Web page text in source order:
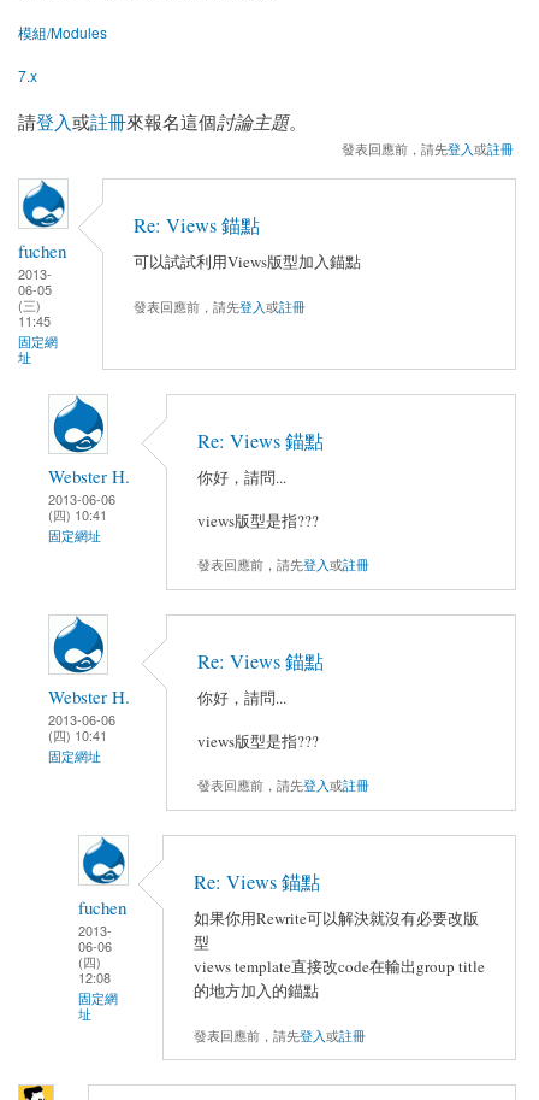
模組/Modules
7.x
請登入或註冊來報名這個討論主題。
發表回應前，請先登入或註冊
fuchen
2013-
06-05
(三)
11:45
固定網
址
Re: Views 錨點
可以試試利用Views版型加入錨點
發表回應前，請先登入或註冊
Webster H.
2013-06-06
(四) 10:41
固定網址
Re: Views 錨點
你好，請問...
views版型是指???
發表回應前，請先登入或註冊
Webster H.
2013-06-06
(四) 10:41
固定網址
Re: Views 錨點
你好，請問...
views版型是指???
發表回應前，請先登入或註冊
fuchen
2013-
06-06
(四)
12:08
固定網
址
Re: Views 錨點
如果你用Rewrite可以解決就沒有必要改版
型
views template直接改code在輸出group title
的地方加入的錨點
發表回應前，請先登入或註冊